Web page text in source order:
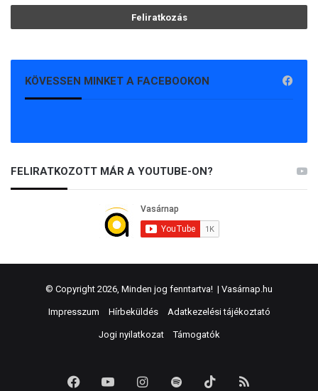
KÖVESSEN MINKET A FACEBOOKON
FELIRATKOZOTT MÁR A YOUTUBE-ON?
© Copyright 2026, Minden jog fenntartva! | Vasárnap.hu
Impresszum Hírbeküldés Adatkezelési tájékoztató
Jogi nyilatkozat Támogatók
FacebookYouTubeInstagram
Spotify TikTok